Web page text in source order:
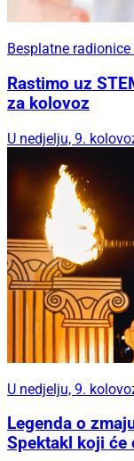
Besplatne
Rastimo uz
za kolovoz
U nedjelju, 9.
U nedjelju, 9.
Legenda o
Spektakl koji će